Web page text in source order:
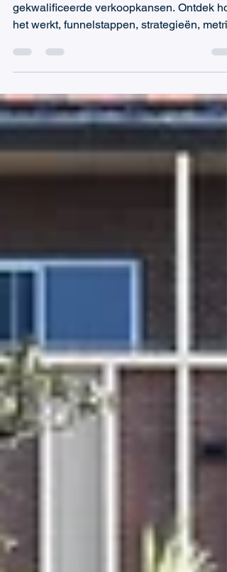
hoe het werkt & best practices
gekwalificeerde verkoopkansen. Ontdek
het werkt, funnelstappen, strategieën,